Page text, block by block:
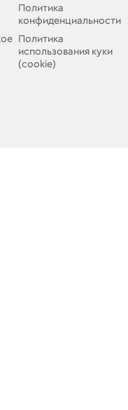
Политика
конфиденциальности
Политика
использования куки
(cookie)